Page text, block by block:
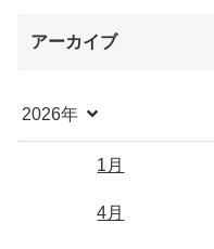
アーカイブ
2026年
1月
4月